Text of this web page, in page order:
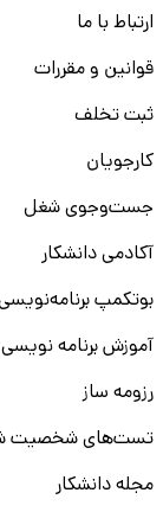
ارتباط با ما
قوانین و مقررات
ثبت تخلف
کارجویان
جست‌و‌جوی شغل
آکادمی دانشکار
بوتکمپ
آموزش برنامه
رزومه ساز
تست‌های شخصیت
مجله دانشکار